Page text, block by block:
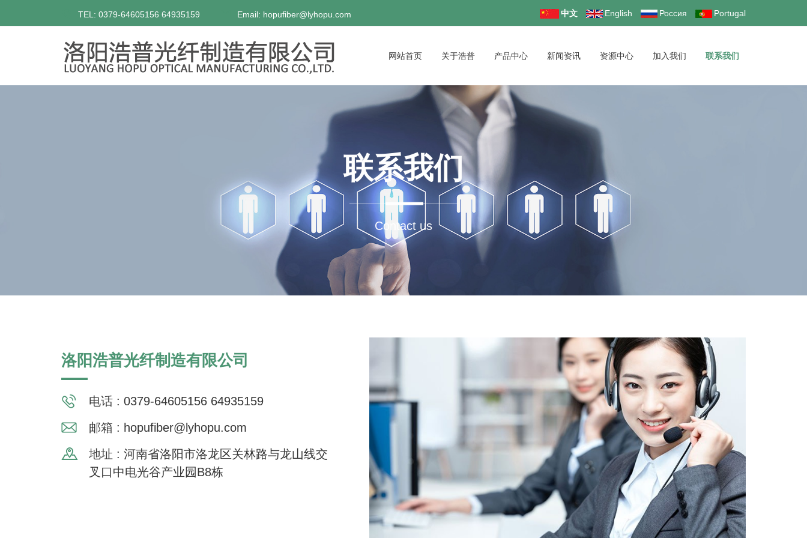
TEL: 0379-64605156 64935159 Email: hopufiber@lyhopu.com 中文 English Россия Portugal
网站首页 关于浩普 产品中心 新闻资讯 资源中心 加入我们 联系我们
联系我们
Contact us
洛阳浩普光纤制造有限公司
电话 : 0379-64605156 64935159
邮箱 : hopufiber@lyhopu.com
地址 : 河南省洛阳市洛龙区关林路与龙山线交
叉口中电光谷产业园B8栋